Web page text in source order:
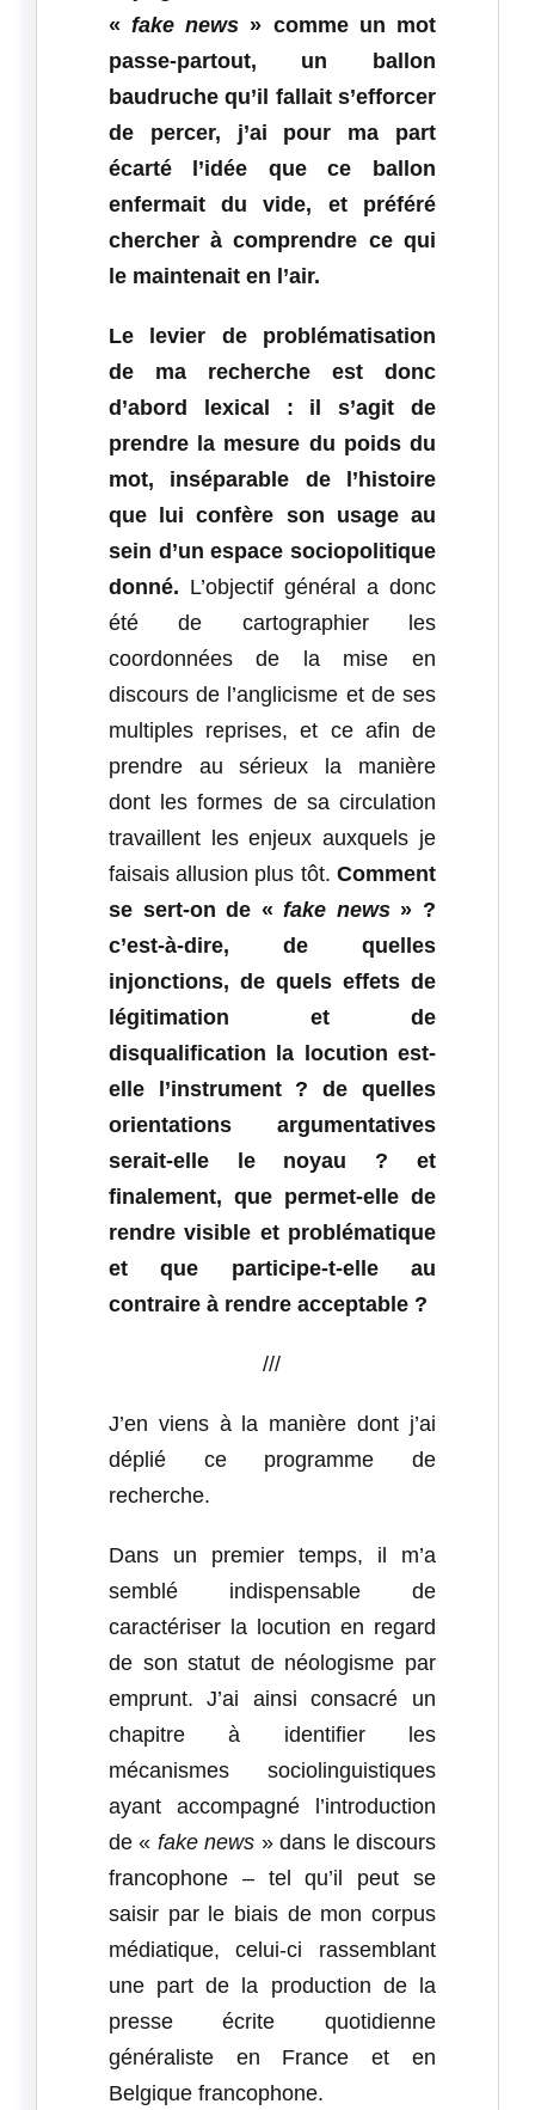
« fake news » comme un mot
passe‑partout, un ballon
baudruche qu’il fallait s’efforcer
de percer, j’ai pour ma part
écarté l’idée que ce ballon
enfermait du vide, et préféré
chercher à comprendre ce qui
le maintenait en l’air.
Le levier de problématisation
de ma recherche est donc
d’abord lexical : il s’agit de
prendre la mesure du poids du
mot, inséparable de l’histoire
que lui confère son usage au
sein d’un espace sociopolitique
donné. L’objectif général a donc
été de cartographier les
coordonnées de la mise en
discours de l’anglicisme et de ses
multiples reprises, et ce afin de
prendre au sérieux la manière
dont les formes de sa circulation
travaillent les enjeux auxquels je
faisais allusion plus tôt. Comment
se sert-on de « fake news» ?
c’est-à-dire, de quelles
injonctions, de quels effets de
légitimation et de
disqualification la locution est-
elle l’instrument ? de quelles
orientations argumentatives
serait-elle le noyau ? et
finalement, que permet-elle de
rendre visible et problématique
et que participe-t-elle au
contraire à rendre acceptable ?
///
J’en viens à la manière dont j’ai
déplié ce programme de
recherche.
Dans un premier temps, il m’a
semblé indispensable de
caractériser la locution en regard
de son statut de néologisme par
emprunt. J’ai ainsi consacré un
chapitre à identifier les
mécanismes sociolinguistiques
ayant accompagné l’introduction
de « fake news » dans le discours
francophone – tel qu’il peut se
saisir par le biais de mon corpus
médiatique, celui-ci rassemblant
une part de la production de la
presse écrite quotidienne
généraliste en France et en
Belgique francophone.